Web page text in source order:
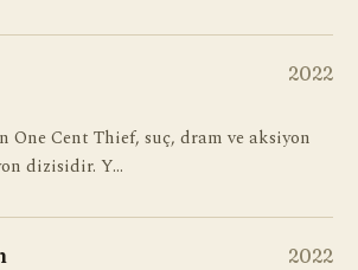
2022
One Cent Thief, suç, dram ve aksiyon
dizisidir. Y…
2022